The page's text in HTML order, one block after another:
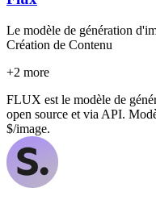
Le modèle de génération
Création de Contenu
+2 more
FLUX est le modèle de
open source et via API.
$/image.